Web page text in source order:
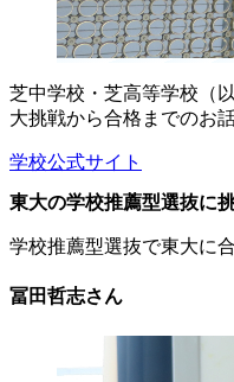
芝中学校・芝高等学校（
大挑戦から合格までのお
学校公式サイト
東大の学校推薦型選抜に
学校推薦型選抜で東大に
冨田哲志さん